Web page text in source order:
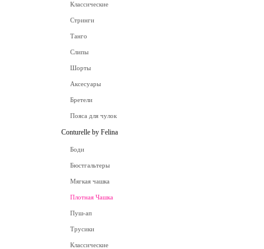
Классические
Стринги
Танго
Слипы
Шорты
Аксесуары
Бретели
Пояса для чулок
Conturelle by Felina
Боди
Бюстгальтеры
Мягкая чашка
Плотная Чашка
Пуш-ап
Трусики
Классические